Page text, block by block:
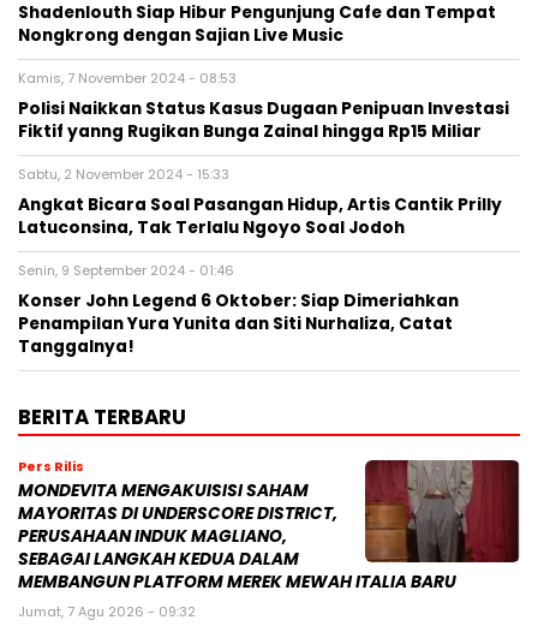
Shadenlouth Siap Hibur Pengunjung Cafe dan Tempat
Nongkrong dengan Sajian Live Music
Kamis, 7 November 2024 - 08:53
Polisi Naikkan Status Kasus Dugaan Penipuan Investasi
Fiktif yanng Rugikan Bunga Zainal hingga Rp15 Miliar
Sabtu, 2 November 2024 - 15:33
Angkat Bicara Soal Pasangan Hidup, Artis Cantik Prilly
Latuconsina, Tak Terlalu Ngoyo Soal Jodoh
Senin, 9 September 2024 - 01:46
Konser John Legend 6 Oktober: Siap Dimeriahkan
Penampilan Yura Yunita dan Siti Nurhaliza, Catat
Tanggalnya!
BERITA TERBARU
Pers Rilis
MONDEVITA MENGAKUISISI SAHAM
MAYORITAS DI UNDERSCORE DISTRICT,
PERUSAHAAN INDUK MAGLIANO,
SEBAGAI LANGKAH KEDUA DALAM
MEMBANGUN PLATFORM MEREK MEWAH ITALIA BARU
Jumat, 7 Agu 2026 - 09:32